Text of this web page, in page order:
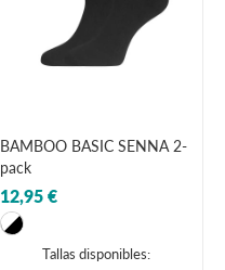
BAMBOO BASIC SENNA 2-
pack
12,95 €
Tallas disponibles: